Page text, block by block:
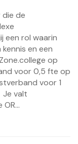
de
een rol waarin
en een
op
voor 0,5 fte op
voor 1
Je valt